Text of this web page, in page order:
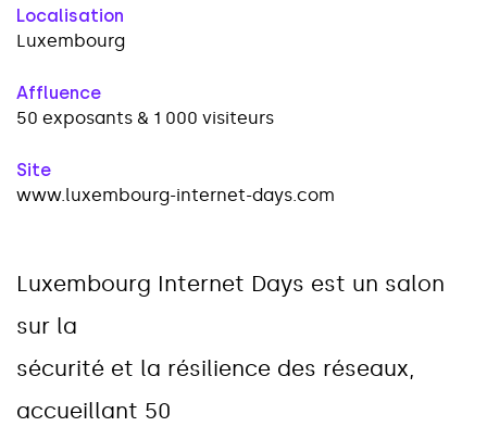
Localisation
Luxembourg
Affluence
50 exposants & 1 000 visiteurs
Site
www.luxembourg-internet-days.com
Luxembourg Internet Days est un salon
sur la
sécurité et la résilience des réseaux,
accueillant 50